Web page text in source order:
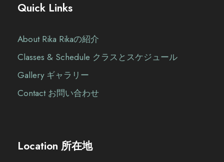
Quick Links
About Rika Rikaの紹介
Classes & Schedule クラスとスケジュール
Gallery ギャラリー
Contact お問い合わせ
Location 所在地